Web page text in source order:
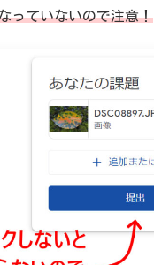
っていないので注意！